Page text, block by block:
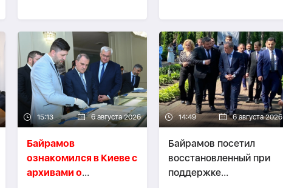
15:13 6 августа 2026
Байрамов
ознакомился в Киеве с
архивами о
14:49 6 августа 2026
Байрамов посетил
восстановленный при
поддержке